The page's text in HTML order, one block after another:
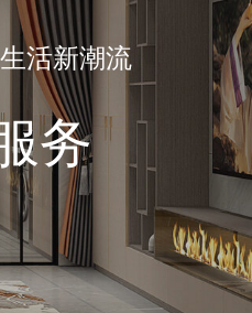
衣帽间
发展历程
家具定制厂家
活新潮流
务